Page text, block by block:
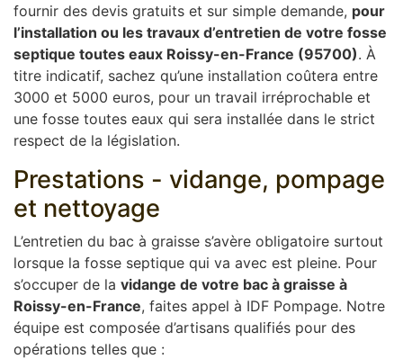
fournir des devis gratuits et sur simple demande, pour
l’installation ou les travaux d’entretien de votre fosse
septique toutes eaux Roissy-en-France (95700). À
titre indicatif, sachez qu’une installation coûtera entre
3000 et 5000 euros, pour un travail irréprochable et
une fosse toutes eaux qui sera installée dans le strict
respect de la législation.
Prestations - vidange, pompage
et nettoyage
L’entretien du bac à graisse s’avère obligatoire surtout
lorsque la fosse septique qui va avec est pleine. Pour
s’occuper de la vidange de votre bac à graisse à
Roissy-en-France, faites appel à IDF Pompage. Notre
équipe est composée d’artisans qualifiés pour des
opérations telles que :